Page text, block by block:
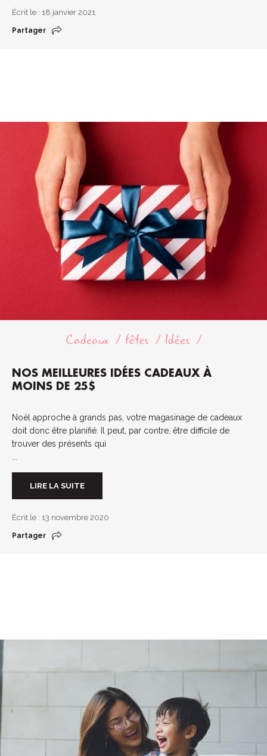
Écrit le : 18 janvier 2021
Partager
Cadeaux fêtes Idées
NOS MEILLEURES IDÉES CADEAUX À
MOINS DE 25$
Noël approche à grands pas, votre magasinage de cadeaux
doit donc être planifié. Il peut, par contre, être difficile de
trouver des présents qui
LIRE LA SUITE
Écrit le : 13 novembre 2020
Partager